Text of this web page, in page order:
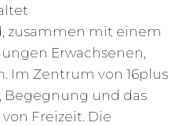
zusammen mit einem
Erwachsenen,
Im Zentrum von 16plus
Begegnung und das
Freizeit. Die